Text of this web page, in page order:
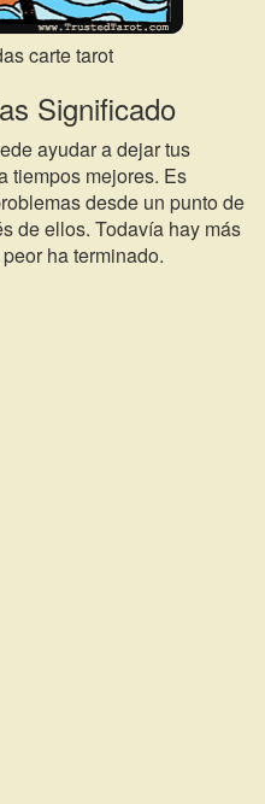
carte tarot
Significado
ayudar a dejar tus
tiempos mejores. Es
desde un punto de
de ellos. Todavía hay más
ha terminado.